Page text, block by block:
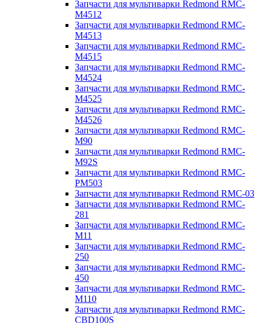
Запчасти для мультиварки Redmond RMC-
M4512
Запчасти для мультиварки Redmond RMC-
M4513
Запчасти для мультиварки Redmond RMC-
M4515
Запчасти для мультиварки Redmond RMC-
M4524
Запчасти для мультиварки Redmond RMC-
M4525
Запчасти для мультиварки Redmond RMC-
M4526
Запчасти для мультиварки Redmond RMC-
M90
Запчасти для мультиварки Redmond RMC-
M92S
Запчасти для мультиварки Redmond RMC-
PM503
Запчасти для мультиварки Redmond RMC-03
Запчасти для мультиварки Redmond RMC-
281
Запчасти для мультиварки Redmond RMC-
M11
Запчасти для мультиварки Redmond RMC-
250
Запчасти для мультиварки Redmond RMC-
450
Запчасти для мультиварки Redmond RMC-
M110
Запчасти для мультиварки Redmond RMC-
CBD100S